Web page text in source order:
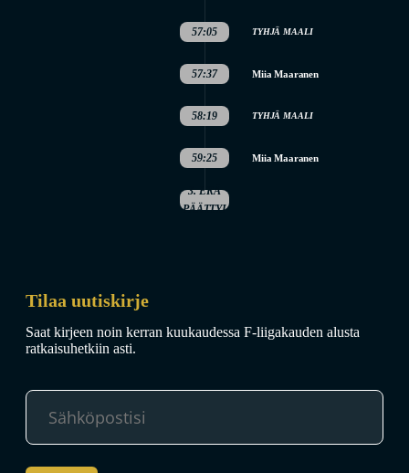
57:05 TYHJÄ MAALI
57:37 Miia Maaranen
58:19 TYHJÄ MAALI
59:25 Miia Maaranen
3. ERÄ
PÄÄTTYI
Tilaa uutiskirje
Saat kirjeen noin kerran kuukaudessa F-liigakauden alusta
ratkaisuhetkiin asti.